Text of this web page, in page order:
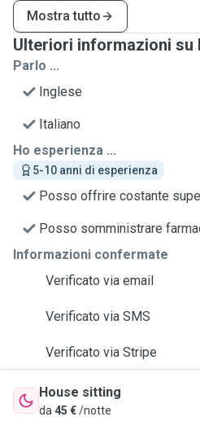
Mostra tutto
Ulteriori informazioni su
Parlo ...
Inglese
Italiano
Ho esperienza ...
5-10 anni di esperienza
Posso offrire costante
Posso somministrare
Informazioni confermate
Verificato via email
Verificato via SMS
Verificato via Stripe
House sitting
da 45 €/notte